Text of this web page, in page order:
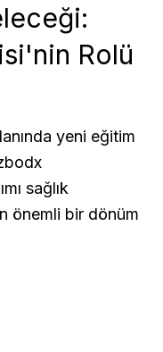
Rolü
yeni eğitim
sağlık
önemli bir dönüm